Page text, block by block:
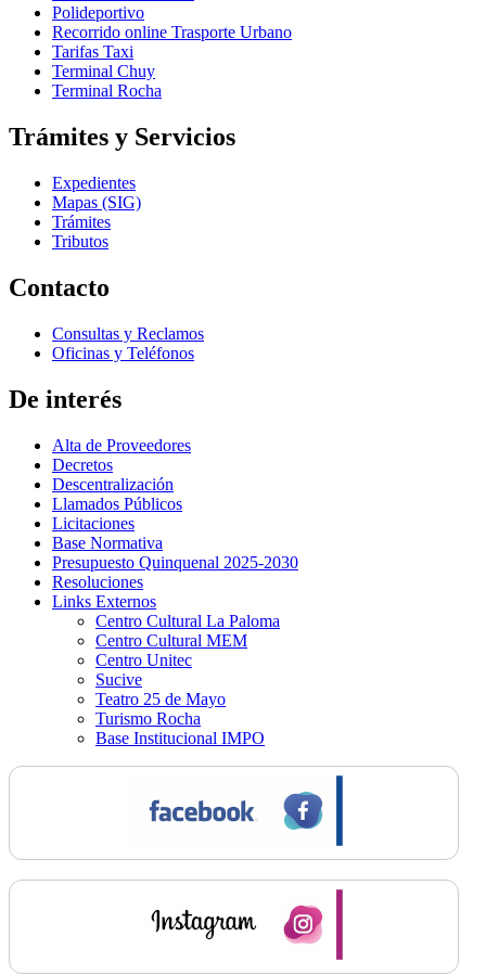
Polideportivo
Recorrido online Trasporte Urbano
Tarifas Taxi
Terminal Chuy
Terminal Rocha
Trámites y Servicios
Expedientes
Mapas (SIG)
Trámites
Tributos
Contacto
Consultas y Reclamos
Oficinas y Teléfonos
De interés
Alta de Proveedores
Decretos
Descentralización
Llamados Públicos
Licitaciones
Base Normativa
Presupuesto Quinquenal 2025-2030
Resoluciones
Links Externos
Centro Cultural La Paloma
Centro Cultural MEM
Centro Unitec
Sucive
Teatro 25 de Mayo
Turismo Rocha
Base Institucional IMPO